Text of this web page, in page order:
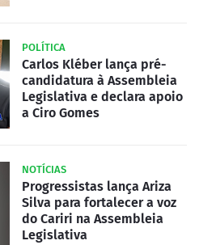
POLÍTICA
Carlos Kléber lança pré-
candidatura à Assembleia
Legislativa e declara apoio
a Ciro Gomes
NOTÍCIAS
Progressistas lança Ariza
Silva para fortalecer a voz
do Cariri na Assembleia
Legislativa